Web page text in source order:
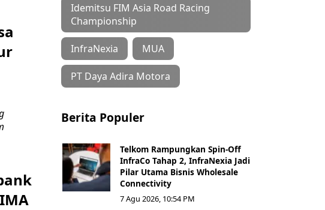
Idemitsu FIM Asia Road Racing
Championship
InfraNexia MUA
PT Daya Adira Motora
Berita Populer
Telkom Rampungkan Spin-Off
InfraCo Tahap 2, InfraNexia Jadi
Pilar Utama Bisnis Wholesale
Connectivity
7 Agu 2026, 10:54 PM